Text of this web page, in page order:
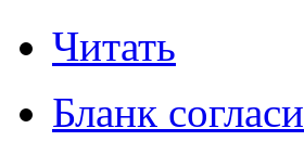
Читать
Бланк